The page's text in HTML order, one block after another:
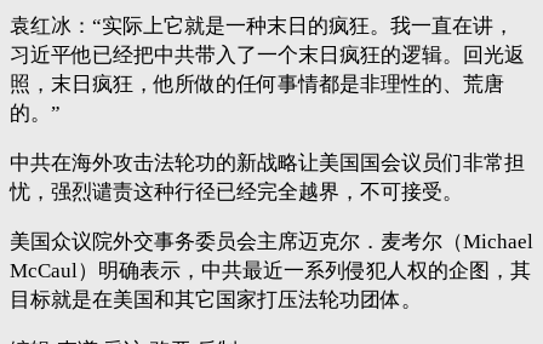
袁红冰：“实际上它就是一种末日的疯狂。我一直在讲，
习近平他已经把中共带入了一个末日疯狂的逻辑。回光返
照，末日疯狂，他所做的任何事情都是非理性的、荒唐
的。”
中共在海外攻击法轮功的新战略让美国国会议员们非常担
忧，强烈谴责这种行径已经完全越界，不可接受。
美国众议院外交事务委员会主席迈克尔．麦考尔（Michael
McCaul）明确表示，中共最近一系列侵犯人权的企图，其
目标就是在美国和其它国家打压法轮功团体。